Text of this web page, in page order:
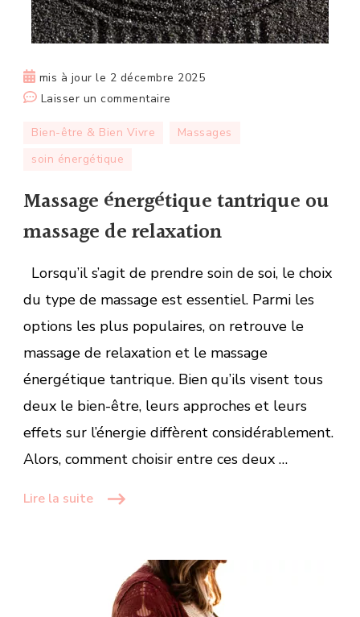
mis à jour le 2 décembre 2025
Laisser un commentaire
énergétique
massage
Bien-être & Bien Vivre
Massages
soin énergétique
Massage énergétique tantrique ou
massage de relaxation
Lorsqu’il s’agit de prendre soin de soi, le choix
du type de massage est essentiel. Parmi les
options les plus populaires, on retrouve le
massage de relaxation et le massage
énergétique tantrique. Bien qu’ils visent tous
deux le bien-être, leurs approches et leurs
effets sur l’énergie diffèrent considérablement.
Alors, comment choisir entre ces deux …
Lire la suite